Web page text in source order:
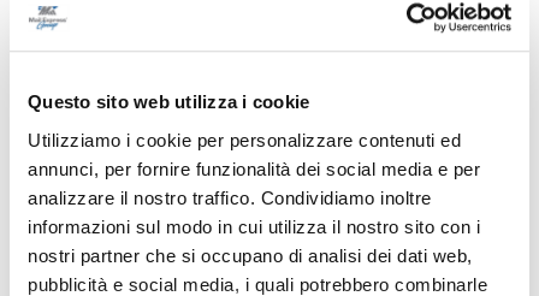
Questo sito web utilizza i cookie
Utilizziamo i cookie per personalizzare contenuti ed
annunci, per fornire funzionalità dei social media e per
analizzare il nostro traffico. Condividiamo inoltre
informazioni sul modo in cui utilizza il nostro sito con i
nostri partner che si occupano di analisi dei dati web,
pubblicità e social media, i quali potrebbero combinarle
Incendio alle porte di Ascoli Piceno, un
residente colto da infarto